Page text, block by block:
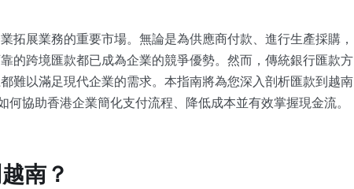
拓展業務的重要市場。無論是為供應商付款、進行生產採購，
的跨境匯款都已成為企業的競爭優勢。然而，傳統銀行匯款方
難以滿足現代企業的需求。本指南將為您深入剖析匯款到越南
協助香港企業簡化支付流程、降低成本並有效掌握現金流。
南？